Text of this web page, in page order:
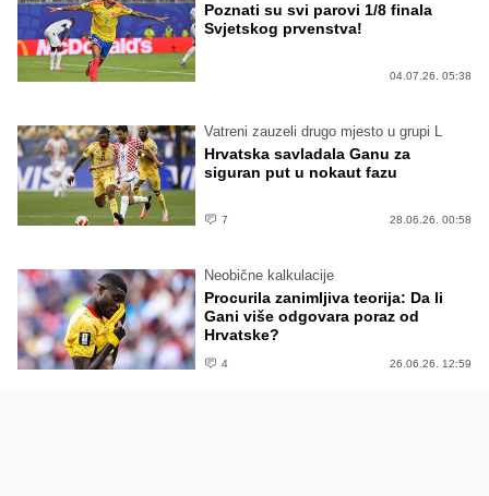
Poznati su svi parovi 1/8 finala
Svjetskog prvenstva!
04.07.26. 05:38
Vatreni zauzeli drugo mjesto u grupi L
Hrvatska savladala Ganu za
siguran put u nokaut fazu
7 28.06.26. 00:58
Neobične kalkulacije
Procurila zanimljiva teorija: Da li
Gani više odgovara poraz od
Hrvatske?
4 26.06.26. 12:59